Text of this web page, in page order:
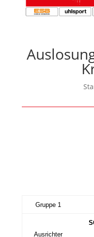
Gruppe 1
Ausrichter